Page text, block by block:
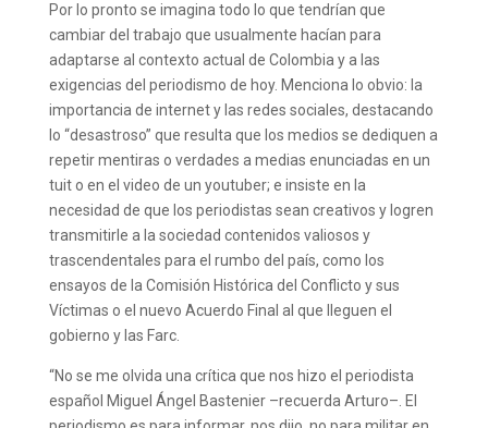
Por lo pronto se imagina todo lo que tendrían que
cambiar del trabajo que usualmente hacían para
adaptarse al contexto actual de Colombia y a las
exigencias del periodismo de hoy. Menciona lo obvio: la
importancia de internet y las redes sociales, destacando
lo “desastroso” que resulta que los medios se dediquen a
repetir mentiras o verdades a medias enunciadas en un
tuit o en el video de un youtuber; e insiste en la
necesidad de que los periodistas sean creativos y logren
transmitirle a la sociedad contenidos valiosos y
trascendentales para el rumbo del país, como los
ensayos de la Comisión Histórica del Conflicto y sus
Víctimas o el nuevo Acuerdo Final al que lleguen el
gobierno y las Farc.
“No se me olvida una crítica que nos hizo el periodista
español Miguel Ángel Bastenier –recuerda Arturo–. El